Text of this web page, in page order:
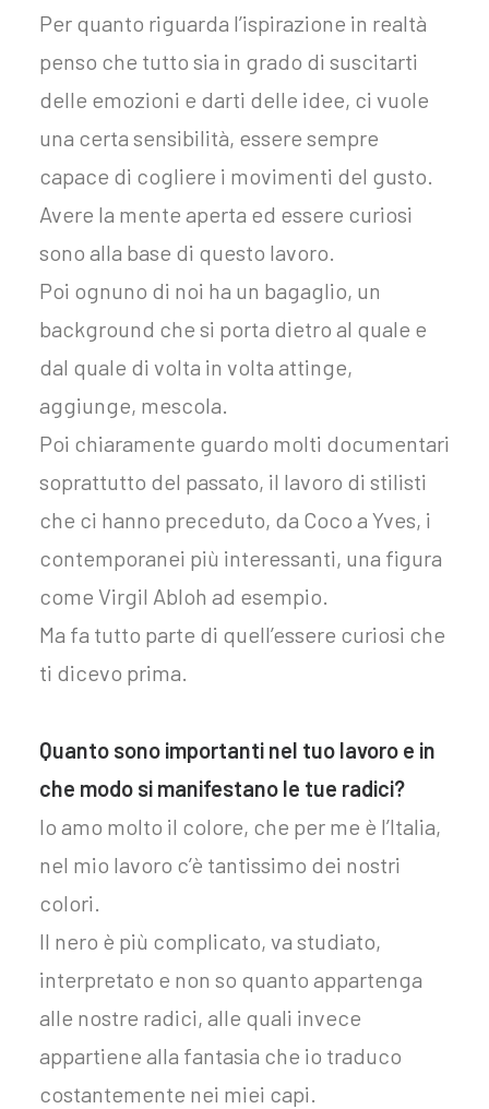
Per quanto riguarda l’ispirazione in realtà
penso che tutto sia in grado di suscitarti
delle emozioni e darti delle idee, ci vuole
una certa sensibilità, essere sempre
capace di cogliere i movimenti del gusto.
Avere la mente aperta ed essere curiosi
sono alla base di questo lavoro.
Poi ognuno di noi ha un bagaglio, un
background che si porta dietro al quale e
dal quale di volta in volta attinge,
aggiunge, mescola.
Poi chiaramente guardo molti documentari
soprattutto del passato, il lavoro di stilisti
che ci hanno preceduto, da Coco a Yves, i
contemporanei più interessanti, una figura
come Virgil Abloh ad esempio.
Ma fa tutto parte di quell’essere curiosi che
ti dicevo prima.
Quanto sono importanti nel tuo lavoro e in
che modo si manifestano le tue radici?
Io amo molto il colore, che per me è l’Italia,
nel mio lavoro c’è tantissimo dei nostri
colori.
Il nero è più complicato, va studiato,
interpretato e non so quanto appartenga
alle nostre radici, alle quali invece
appartiene alla fantasia che io traduco
costantemente nei miei capi.